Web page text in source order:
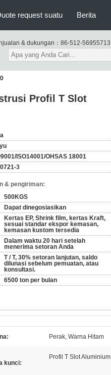
request suatu Berita
& dukungan： 86-512-56955713
Profil T Slot
ISO14001/OHSAS 18001
3
& pengiriman:
500KGS
Dapat dinegosiasikan
Kertas EP, Shrink film, kertas Kraft,
sesuai standar ekspor kemasan,
kemasan kustom tersedia
Dalam waktu 20 hari setelah
menerima setoran Anda
T / T, 30% setoran lanjutan, saldo
dilunasi sebelum pemuatan, atau
konsultasi.
6500 ton per bulan
Perak, Warna Hitam
kunci:
Profil T Slot Aluminium